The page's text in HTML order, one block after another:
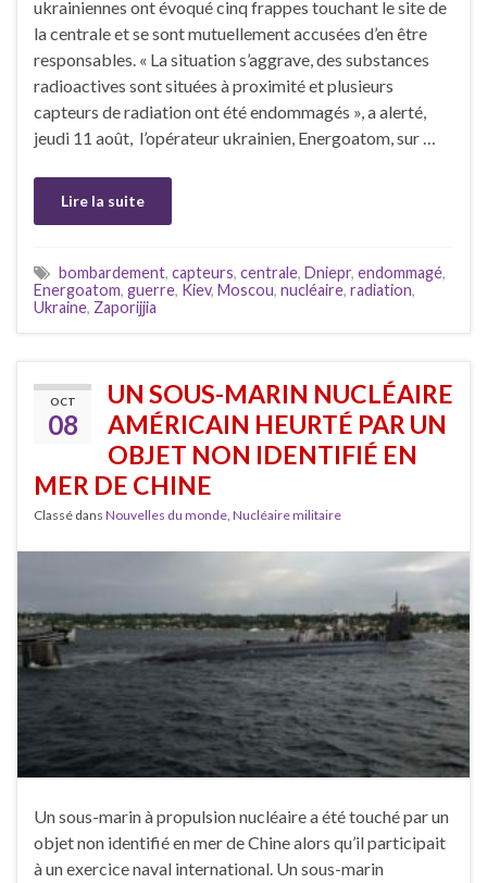
ukrainiennes ont évoqué cinq frappes touchant le site de
la centrale et se sont mutuellement accusées d’en être
responsables. « La situation s’aggrave, des substances
radioactives sont situées à proximité et plusieurs
capteurs de radiation ont été endommagés », a alerté,
jeudi 11 août, l’opérateur ukrainien, Energoatom, sur …
Lire la suite
bombardement, capteurs, centrale, Dniepr, endommagé,
Energoatom, guerre, Kiev, Moscou, nucléaire, radiation,
Ukraine, Zaporijjia
OCT
08
UN SOUS-MARIN NUCLÉAIRE
AMÉRICAIN HEURTÉ PAR UN
OBJET NON IDENTIFIÉ EN
MER DE CHINE
Classé dans Nouvelles du monde, Nucléaire militaire
Un sous-marin à propulsion nucléaire a été touché par un
objet non identifié en mer de Chine alors qu’il participait
à un exercice naval international. Un sous-marin